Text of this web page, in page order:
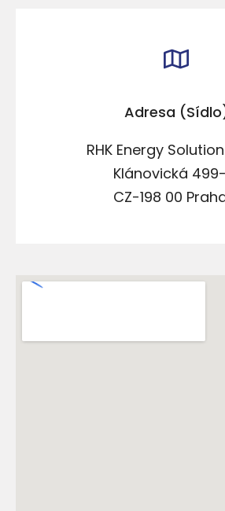
Adresa
RHK Energy
Klánovická
CZ-198 00